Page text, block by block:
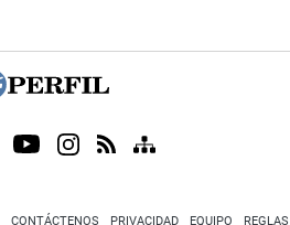
CONTÁCTENOS PRIVACIDAD EQUIPO